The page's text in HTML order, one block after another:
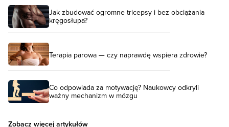
Jak zbudować ogromne tricepsy i bez obciążania
kręgosłupa?
Terapia parowa — czy naprawdę wspiera zdrowie?
Co odpowiada za motywację? Naukowcy odkryli
ważny mechanizm w mózgu
Zobacz więcej artykułów